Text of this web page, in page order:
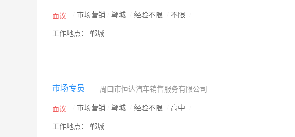
面议 市场营销 郸城 经验不限 不限
工作地点： 郸城
市场专员 周口市恒达汽车销售服务有限公司
面议 市场营销 郸城 经验不限 高中
工作地点： 郸城